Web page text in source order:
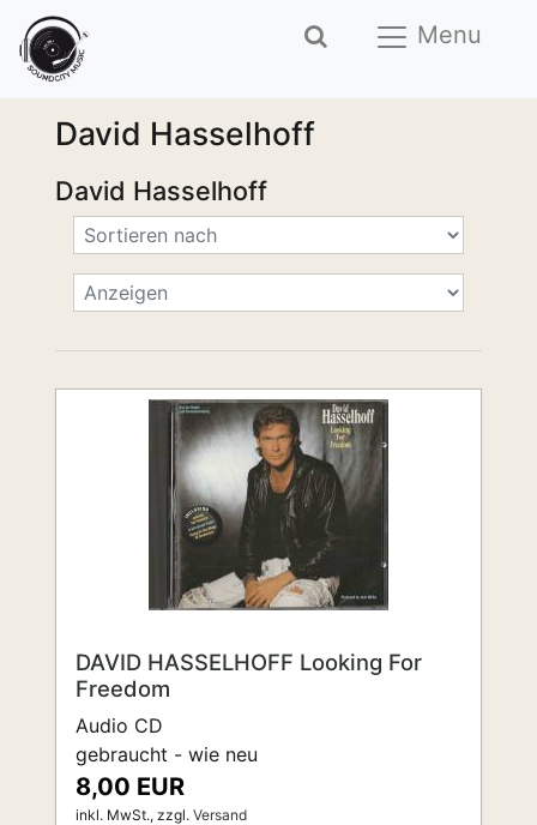
Menu
David Hasselhoff
David Hasselhoff
DAVID HASSELHOFF Looking For
Freedom
Audio CD
gebraucht - wie neu
8,00 EUR
inkl. MwSt., zzgl. Versand